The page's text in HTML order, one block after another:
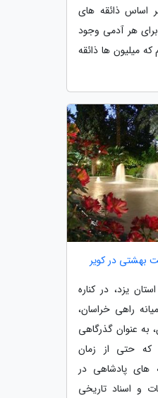
ذائقه های
هر آدمی وجود
که میلیون ها ذائقه
بهشتی در کویر
یزد، در کناره
راهی خراسان،
به عنوان گذرگاهی
که حتی از زمان
های پادشاهی در
و اسناد تاریخی